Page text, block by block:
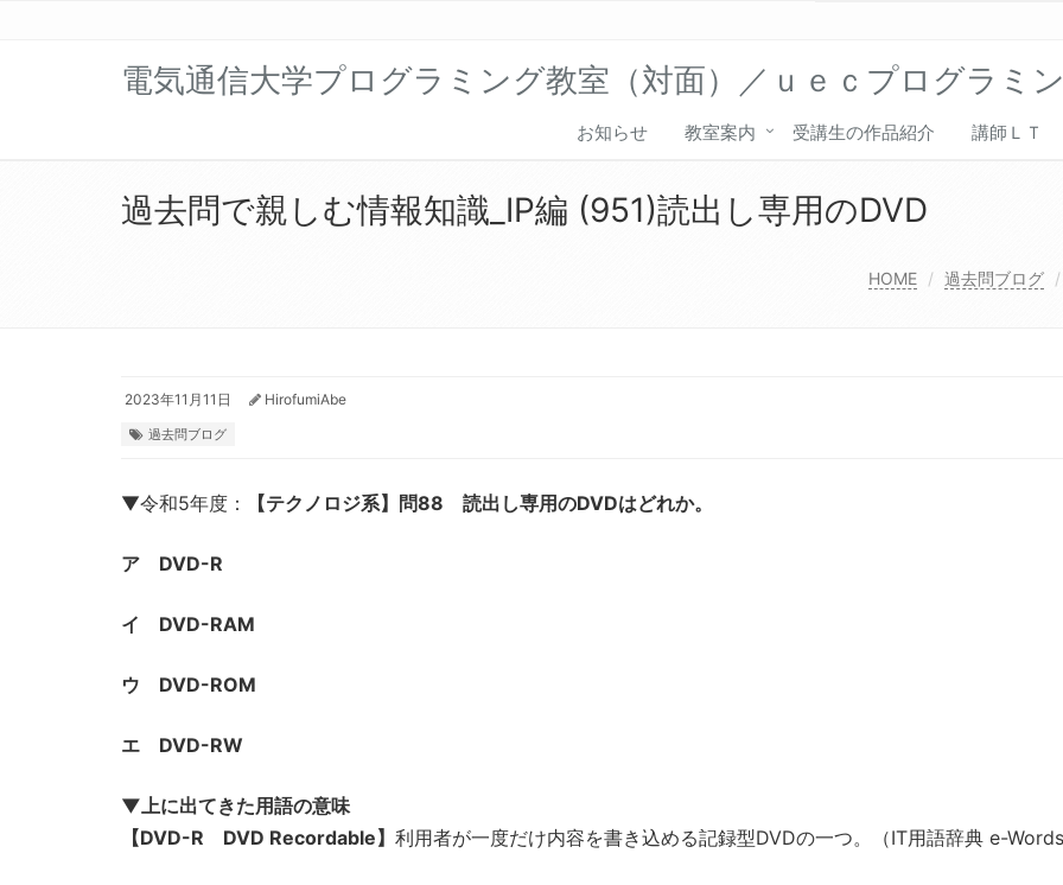
電気通信大学プログラミング教室（対面）／ｕｅｃプログラミ
お知らせ 教室案内 受講生の作品紹介 講師ＬＴ
過去問で親しむ情報知識_IP編 (951)読出し専用のDVD
HOME 過去問ブログ
2023年11月11日 HirofumiAbe
過去問ブログ
▼令和5年度： 【テクノロジ系】問88 読出し専用のDVDはどれか。
ア DVD-R
イ DVD-RAM
ウ DVD-ROM
エ DVD-RW
▼上に出てきた用語の意味
【DVD-R DVD Recordable】 利用者が一度だけ内容を書き込める記録型DVDの一つ。（IT用語辞典 e-